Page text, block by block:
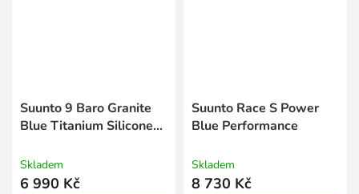
Suunto 9 Baro Granite
Blue Titanium Silicone
Skladem
6 990 Kč
Suunto Race S Power
Blue Performance
Skladem
8 730 Kč